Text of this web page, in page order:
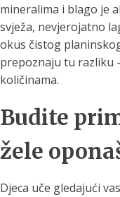
mineralima i blago je
svježa, nevjerojatno
okus čistog
prepoznaju tu razliku
količinama.
Budite
žele
Djeca uče gledajući